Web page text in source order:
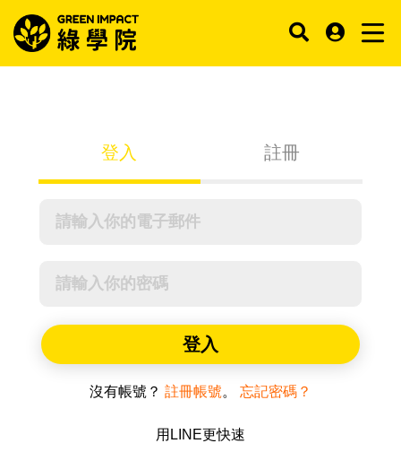
登入 註冊
登入
沒有帳號？ 註冊帳號。 忘記密碼？
用LINE更快速